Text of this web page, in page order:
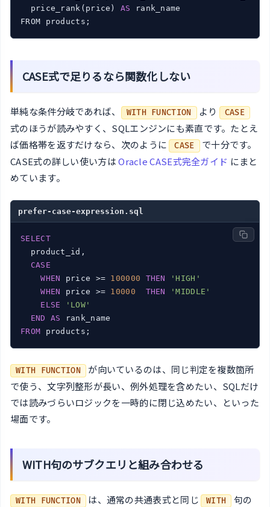
  price_rank(price)
AS
rank_name
FROM products;
CASE式で足りるなら関数化しない
単純な条件分岐であれば、 WITH FUNCTION より CASE
式のほうが読みやすく、SQLエンジンにも素直です。たとえ
ば価格帯を返すだけなら、次のように CASE
で十分です。
CASE式の詳しい使い方はOracle CASE式完全ガイド にまと
めています。
prefer-case-expression.sql
SELECT
  product_id,
CASE
WHEN price >= 100000 THEN
'HIGH'
WHEN price >= 10000 THEN
'MIDDLE'
ELSE
'LOW'
END
AS
FROM products;
WITH FUNCTION が向いているのは、同じ判定を複数箇所
で使う、文字列整形が長い、例外処理を含めたい、SQLだけ
では読みづらいロジックを一時的に閉じ込めたい、といった
場面です。
WITH句のサブクエリと組み合わせる
WITH FUNCTION は、通常の共通表式と同じ WITH
句の